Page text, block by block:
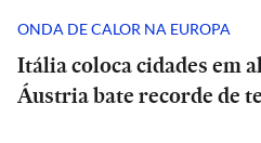
ONDA DE CALOR NA EUROPA
Itália coloca cidades em
Áustria bate recorde de